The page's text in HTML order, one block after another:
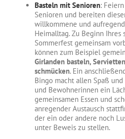
Basteln mit Senioren:
Senioren und bereiten
willkommene und
Heimalltag. Zu Beginn Ihres
Sommerfest gemeinsam
können zum Beispiel
Girlanden basteln,
schmücken. Ein
Bingo macht allen Spaß
und Bewohnerinnen ein
gemeinsamen Essen und
anregender Austausch
der ein oder andere noch
unter Beweis zu stellen.